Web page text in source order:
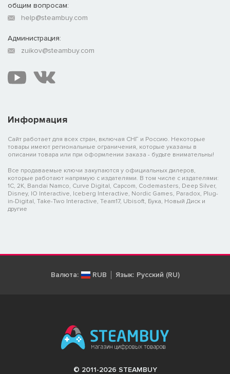
Информация
Сайт работает для всех стран, включая СНГ и Россию. Некоторые
товары имеют региональные ограничения, которые указаны в
описании товара или при оформлении заказа - будьте внимательны!
Все продаваемые ключи закупаются у официальных дилеров,
которые работают напрямую с издателями. В том числе с издателями:
1C, 2K, Bandai Namco, Curve Digital, Capcom, Codemasters, Deep Silver,
Disney, IO Interactive, Iceberg Interactive, Nordic Games, Paradox, Plug-
in-Digital, Take-Two Interactive, Team17, Ubisoft, Бука, Новый Диск и
другие
общим вопросам:
help@steambuy.com
Администрация:
zuikov@steambuy.com
Валюта: RUB Язык: Русский (RU)
© 2011-2026 STEAMBUY